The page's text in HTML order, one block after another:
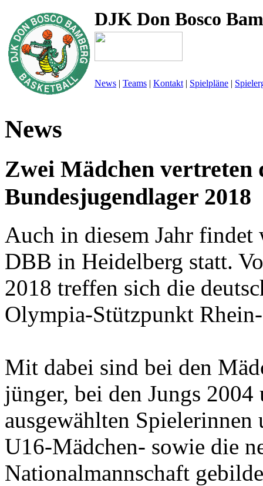
DJK Don Bosco
News | Teams | Kontakt | Spielpläne |
News
Zwei Mädchen vertreten
Bundesjugendlager 2018
Auch in diesem Jahr findet
DBB in Heidelberg statt.
2018 treffen sich die
Olympia-Stützpunkt
Mit dabei sind bei den
jünger, bei den Jungs
ausgewählten
U16-Mädchen- sowie die
Nationalmannschaft